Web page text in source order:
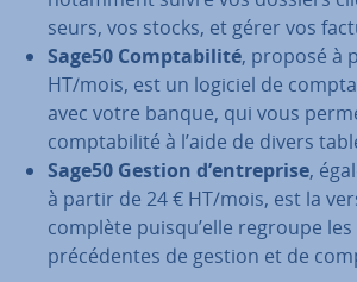
seurs, vos stocks, et gérer vos
Sage50 Comp­ta­bi­lité, proposé à
HT/mois, est un logiciel de
avec votre banque, qui vous
comp­ta­bi­lité à l’aide de divers
Sage50 Gestion d’en­tre­prise,
à partir de 24 € HT/mois, est la
complète puisqu’elle regroupe
pré­cé­dentes de gestion et de